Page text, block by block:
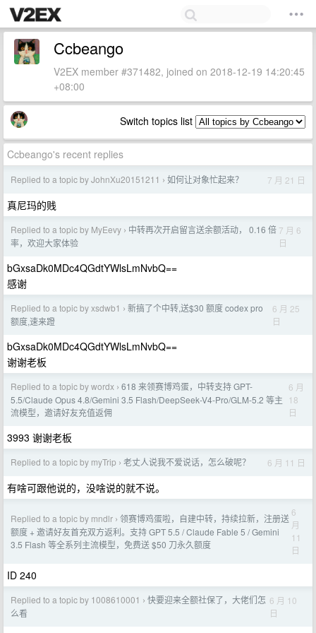
Ccbeango
V2EX member #371482, joined on 2018-12-19 14:20:45
+08:00
Switch topics list
Ccbeango's recent replies
Replied to a topic by JohnXu20151211 › 如何让对象忙起来？ 7 月 21 日
真尼玛的贱
Replied to a topic by MyEevy › 中转再次开启留言送余额活动， 0.16 倍
率，欢迎大家体验
7 月 6
日
bGxsaDk0MDc4QGdtYWlsLmNvbQ==
感谢
Replied to a topic by xsdwb1 › 新搞了个中转,送$30 额度 codex pro
额度,速来蹬
6 月 25
日
bGxsaDk0MDc4QGdtYWlsLmNvbQ==
谢谢老板
Replied to a topic by wordx › 618 来领赛博鸡蛋，中转支持 GPT-
5.5/Claude Opus 4.8/Gemini 3.5 Flash/DeepSeek-V4-Pro/GLM-5.2 等主
流模型，邀请好友充值返佣
6 月
18
日
3993 谢谢老板
Replied to a topic by myTrip › 老丈人说我不爱说话，怎么破呢？ 6 月 11 日
有啥可跟他说的，没啥说的就不说。
Replied to a topic by mndlr › 领赛博鸡蛋啦，自建中转，持续拉新，注册送
额度 + 邀请好友首充双方返利。支持 GPT 5.5 / Claude Fable 5 / Gemini
3.5 Flash 等全系列主流模型，免费送 $50 刀永久额度
6
月
11
日
ID 240
Replied to a topic by 1008610001 › 快要迎来全额社保了，大佬们怎
么看
6 月 10
日